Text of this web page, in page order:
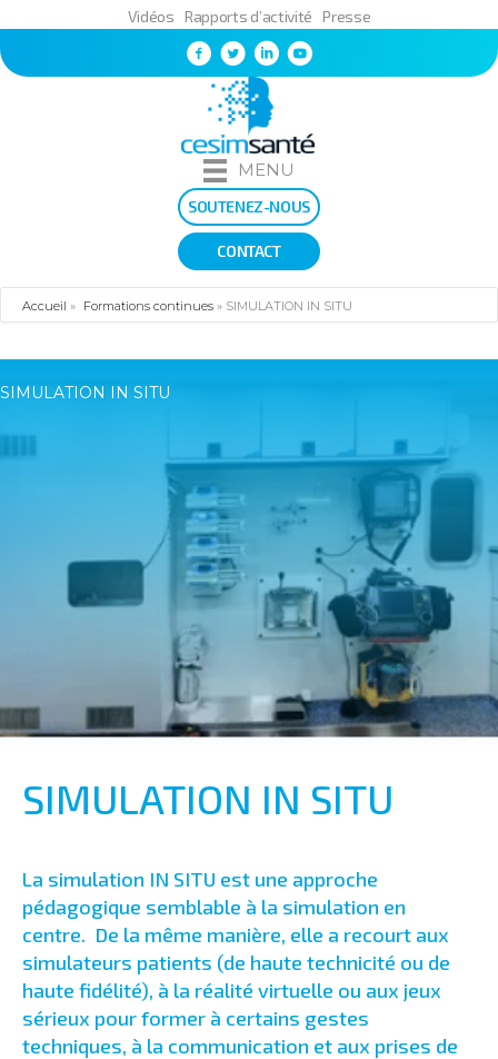
Vidéos Rapports d’activité Presse
MENU
SOUTENEZ-NOUS
CONTACT
Accueil » Formations continues » SIMULATION IN SITU
SIMULATION IN SITU
SIMULATION IN SITU
La simulation IN SITU est une approche
pédagogique semblable à la simulation en
centre. De la même manière, elle a recourt aux
simulateurs patients (de haute technicité ou de
haute fidélité), à la réalité virtuelle ou aux jeux
sérieux pour former à certains gestes
techniques, à la communication et aux prises de